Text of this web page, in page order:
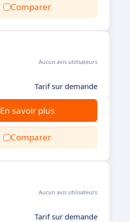
Comparer
Aucun avis utilisateurs
Tarif sur demande
En savoir plus
Comparer
Aucun avis utilisateurs
Tarif sur demande